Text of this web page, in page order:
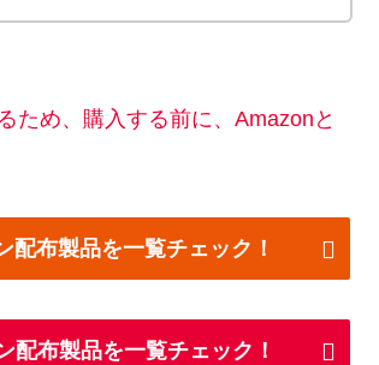
ため、購入する前に、Amazonと
布製品を一覧チェック！
配布製品を一覧チェック！